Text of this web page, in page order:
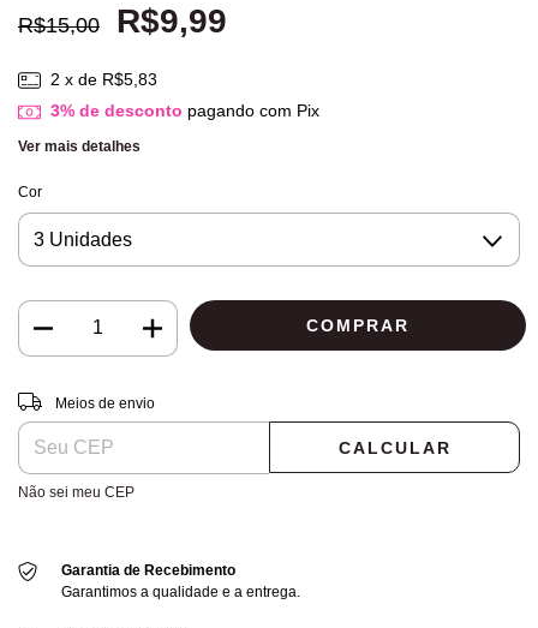
R$15,00 R$9,99
2 x de R$5,83
3% de desconto pagando com Pix
Ver mais detalhes
Cor
Entregas para o CEP:
Meios de envio
CALCULAR
Não sei meu CEP
Garantia de Recebimento
Garantimos a qualidade e a entrega.